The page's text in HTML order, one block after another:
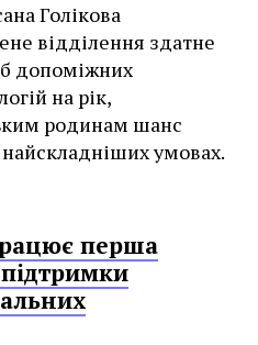
Голікова
відділення здатне
допоміжних
на рік,
родинам шанс
найскладніших умовах.
перша